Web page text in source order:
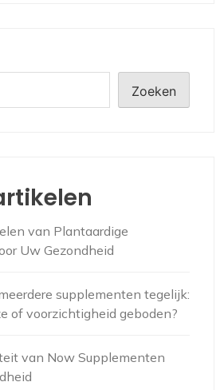
Zoeken
van Plantaardige
Uw Gezondheid
supplementen tegelijk:
of voorzichtigheid geboden?
van Now Supplementen